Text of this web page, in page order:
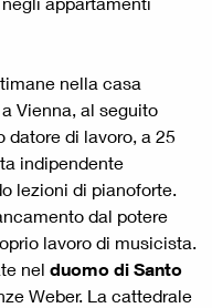
nella casa
Vienna, al seguito
datore di lavoro, a 25
indipendente
lezioni di pianoforte.
dal potere
lavoro di musicista.
nel duomo di Santo
Weber. La cattedrale